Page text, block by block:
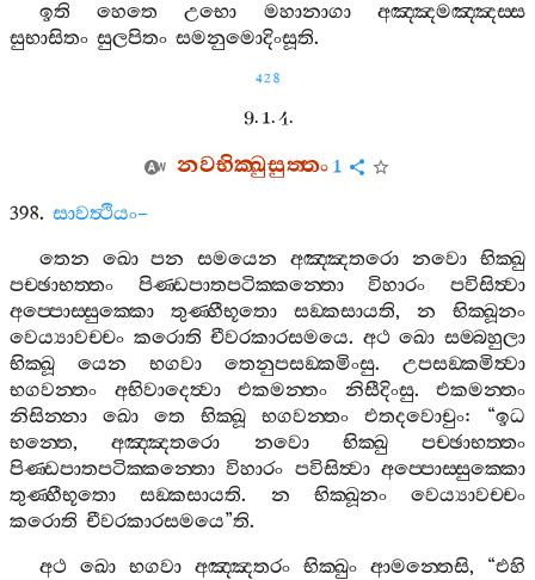
ඉති
හෙතෙ උභො මහානාගා
අඤ‍්ඤමඤ‍්ඤස‍්ස
සුභාසිතං සුලපිතං සමනුමොදිංසූති.
428
9. 1. 4.
නවභික‍්ඛුසුත‍්තං1
398. සාවත්‍ථියං–
තෙන
ඛො පන සමයෙන අඤ‍්ඤතරො නවො භික‍්ඛු
පච‍්ඡාභත‍්තං
පිණ‍්ඩපාතපටික‍්කන‍්තො විහාරං
පවිසිත්‍වා
අප‍්පොස‍්සුක‍්කො
තුණ‍්හීභූතො සඞ‍්කසායති, න
භික‍්ඛූනං
වෙය්‍යාවච‍්චං කරොති චීවරකාරසමයෙ. අථ ඛො සම‍්බහුලා
භික‍්ඛූ
යෙන භගවා තෙනුපසඞ‍්කමිංසු. උපසඞ‍්කමිත්‍වා
භගවන‍්තං
අභිවාදෙත්‍වා එකමන‍්තං නිසීදිංසු. එකමන‍්තං
නිසින‍්නා
ඛො තෙ භික‍්ඛූ භගවන‍්තං එතදවොචුං: “ඉධ
භන‍්තෙ,අඤ‍්ඤතරො නවො භික‍්ඛු
පච‍්ඡාභත‍්තං
පිණ‍්ඩපාතපටික‍්කන‍්තො විහාරං පවිසිත්‍වා අප‍්පොස‍්සුක‍්කො
තුණ‍්හීභූතො
සඞ‍්කසායති. න භික‍්ඛූනං
වෙය්‍යාවච‍්චං
කරොති චීවරකාරසමයෙ”ති.
අථ ඛො භගවා අඤ‍්ඤතරං භික‍්ඛුං ආමන‍්තෙසි, “එහි